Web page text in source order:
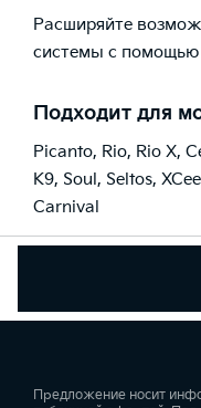
Расширяйте
системы с помощью
Подходит для
Picanto, Rio, Rio X,
K9, Soul, Seltos,
Carnival
Предложение носит